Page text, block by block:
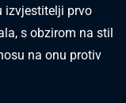
izvjestitelji prvo
s obzirom na stil
na onu protiv